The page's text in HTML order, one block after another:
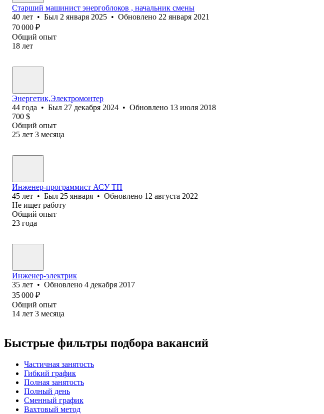
Старший машинист энергоблоков , начальник смены
40 лет • Был 2 января 2025 • Обновлено 22 января 2021
70 000 ₽
Общий опыт
18 лет
Энергетик,Электромонтер
44 года • Был 27 декабря 2024 • Обновлено 13 июля 2018
700 $
Общий опыт
25 лет 3 месяца
Инженер-программист АСУ ТП
45 лет • Был 25 января • Обновлено 12 августа 2022
Не ищет работу
Общий опыт
23 года
Инженер-электрик
35 лет • Обновлено 4 декабря 2017
35 000 ₽
Общий опыт
14 лет 3 месяца
Быстрые фильтры подбора вакансий
Частичная занятость
Гибкий график
Полная занятость
Полный день
Сменный график
Вахтовый метод